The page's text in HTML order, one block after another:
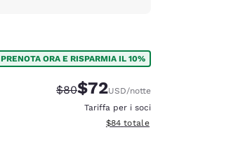
PRENOTA ORA E RISPARMIA IL 10%
Tariffa di barratura:
$80Tariffa scontata:
$72USD/notte
Tariffa per i soci
Visualizza i dettagli totali
$84 totale